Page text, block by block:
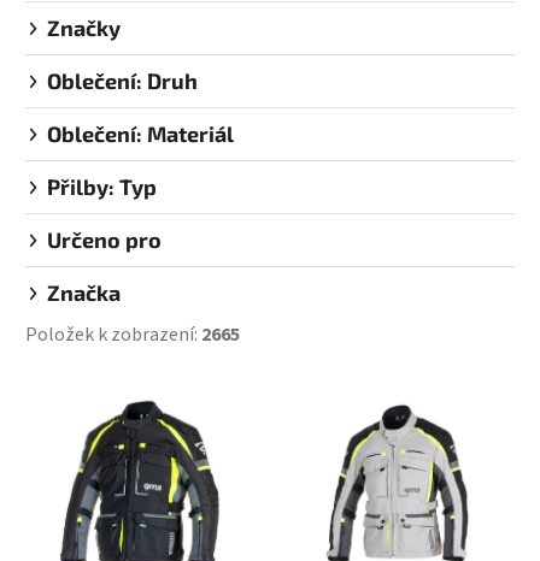
Značky
Oblečení: Druh
Oblečení: Materiál
Přilby: Typ
Určeno pro
Značka
Položek k zobrazení: 2665